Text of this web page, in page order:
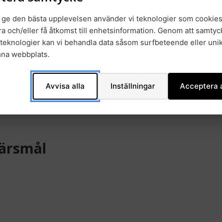
faktorer
ge den bästa upplevelsen använder vi teknologier som
och/eller få åtkomst till enhetsinformation. Genom att
kan vi behandla data såsom surfbeteende eller
webbplats.
Avvisa alla Inställningar Acceptera